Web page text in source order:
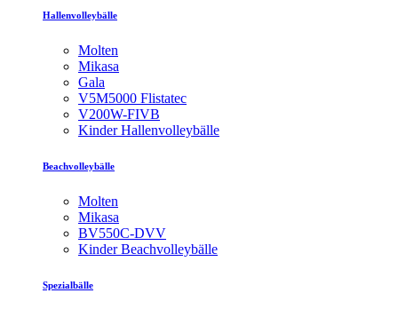
Hallenvolleybälle
Molten
Mikasa
Gala
V5M5000 Flistatec
V200W-FIVB
Kinder Hallenvolleybälle
Beachvolleybälle
Molten
Mikasa
BV550C-DVV
Kinder Beachvolleybälle
Spezialbälle